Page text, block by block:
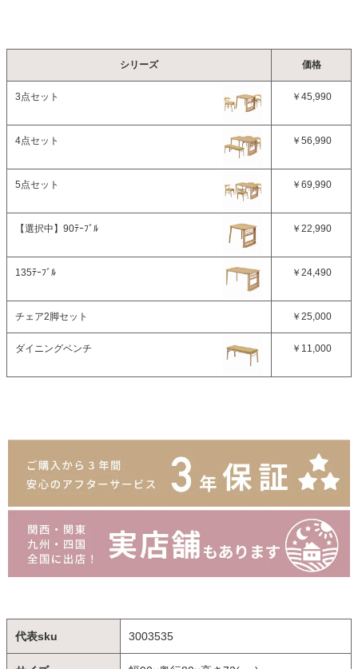
シリーズ 価格
3点セット ￥45,990
4点セット ￥56,990
5点セット ￥69,990
【選択中】 90ﾃｰﾌﾞﾙ ￥22,990
135ﾃｰﾌﾞﾙ ￥24,490
チェア2脚セット ￥25,000
ダイニングベンチ ￥11,000
代表sku 3003535